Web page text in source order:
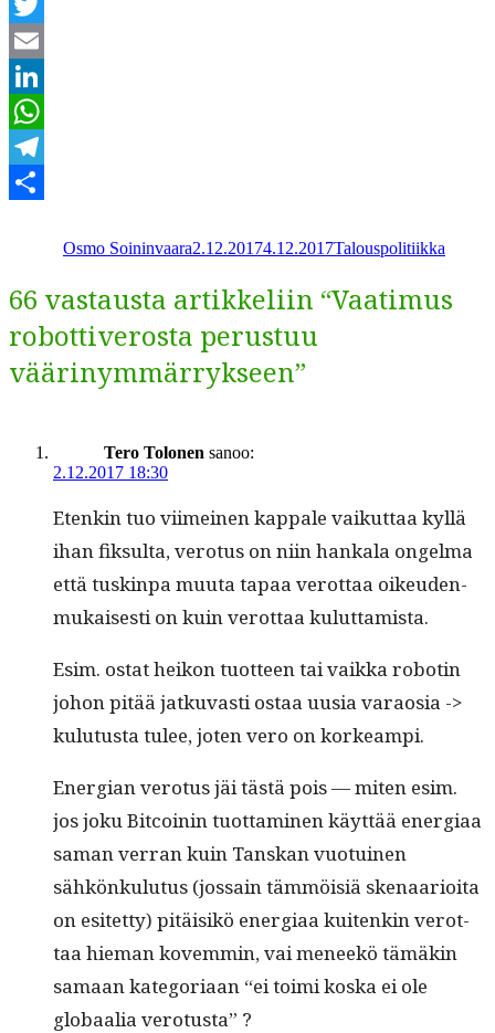
Facebook
Twitter
Email
LinkedIn
WhatsApp
Telegram
Osmo Soininvaara2.12.20174.12.2017Talouspolitiikka
66 vastausta artikkeliin “Vaatimus
robottiverosta perustuu
väärinymmärrykseen”
Tero Tolonen sanoo:
2.12.2017 18:30
Etenkin tuo viimeinen kap­pale vaikut­taa kyl­lä
ihan fik­sul­ta, vero­tus on niin han­kala ongel­ma
että tuskin­pa muu­ta tapaa verot­taa oikeu­den­
mukaises­ti on kuin verot­taa kuluttamista.
Esim. ostat heikon tuot­teen tai vaik­ka robotin
johon pitää jatku­vasti ostaa uusia varaosia ->
kulu­tus­ta tulee, joten vero on korkeampi.
Ener­gian vero­tus jäi tästä pois — miten esim.
jos joku Bit­coinin tuot­ta­mi­nen käyt­tää ener­giaa
saman ver­ran kuin Tan­skan vuo­tu­inen
sähkönku­lu­tus (jos­sain täm­möisiä ske­naar­i­oi­ta
on esitet­ty) pitäisikö ener­giaa kuitenkin verot­
taa hie­man kovem­min, vai meneekö tämäkin
samaan kat­e­go­ri­aan “ei toi­mi kos­ka ei ole
globaalia verotusta” ?